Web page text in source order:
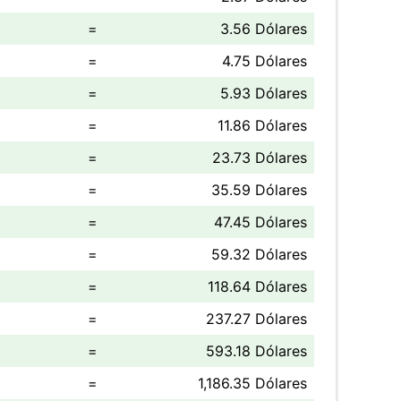
=
3.56 Dólares
=
4.75 Dólares
=
5.93 Dólares
=
11.86 Dólares
=
23.73 Dólares
=
35.59 Dólares
=
47.45 Dólares
=
59.32 Dólares
=
118.64 Dólares
=
237.27 Dólares
=
593.18 Dólares
=
1,186.35 Dólares